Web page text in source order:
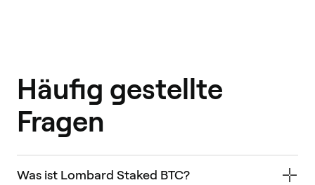
Häufig gestellte
Fragen
Was ist Lombard Staked BTC?